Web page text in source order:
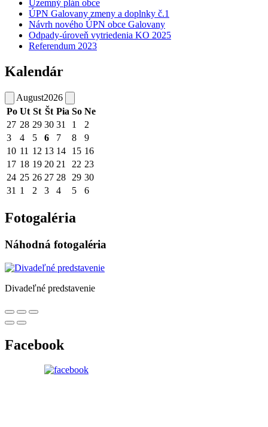
Územný plán obce
ÚPN Galovany zmeny a doplnky č.1
Návrh nového ÚPN obce Galovany
Odpady-úroveň vytriedenia KO 2025
Referendum 2023
Kalendár
August2026
Po Ut St Št Pia So Ne
27 28 29 30 31 1
2
3
4 5 6 7 8
9
10 11 12 13 14 15 16
17 18 19 20 21 22 23
24 25 26 27 28 29 30
31 1 2 3 4 5 6
Fotogaléria
Náhodná fotogaléria
Divadeľné predstavenie
Facebook